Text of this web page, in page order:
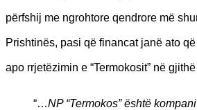
përfshij me ngrohtore qendrore më
Prishtinës, pasi që financat janë ato
apo rrjetëzimin e “Termokosit” në
“…NP “Termokos” është